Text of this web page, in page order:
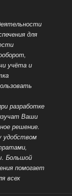
для
учёта и
разработке
Ваши
решение.
удобством
Большой
помогает
всех